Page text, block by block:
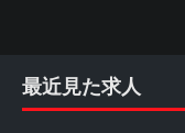
最近見た求人